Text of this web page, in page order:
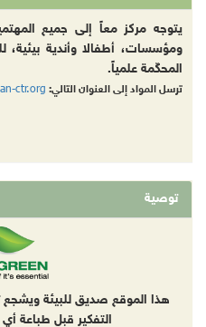
يتوجه مركز معاً إلى جميع
ومؤسسات، أطفالا وأندية بيئية،
المحكّمة علمياً.
ترسل المواد إلى العنوان التالي: ctr.org
توصية
هذا الموقع صديق للبيئة ويشجع
التفكير قبل طباعة